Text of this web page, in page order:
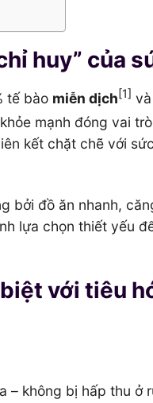
huy” của
tế bào miễn dịch [1]
mạnh đóng vai
kết chặt chẽ với
bởi đồ ăn nhanh,
lựa chọn thiết yếu
với tiêu
– không bị hấp thu ở